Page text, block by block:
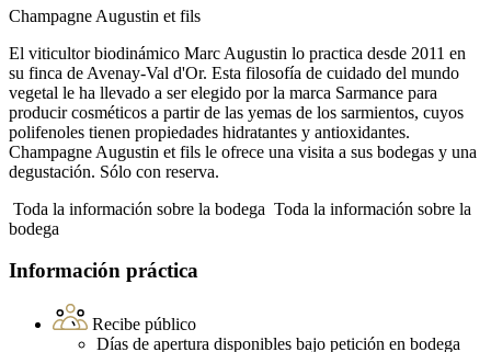
Champagne Augustin et fils
El viticultor biodinámico Marc Augustin lo practica desde 2011 en
su finca de Avenay-Val d'Or. Esta filosofía de cuidado del mundo
vegetal le ha llevado a ser elegido por la marca Sarmance para
producir cosméticos a partir de las yemas de los sarmientos, cuyos
polifenoles tienen propiedades hidratantes y antioxidantes.
Champagne Augustin et fils le ofrece una visita a sus bodegas y una
degustación. Sólo con reserva.
Toda la información sobre la bodega Toda la información sobre la
bodega
Información práctica
Recibe público
Días de apertura disponibles bajo petición en bodega